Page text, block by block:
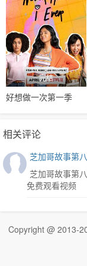
完结
好想做一次第一季
相关评论
芝加哥故事第
芝加哥故事第
免费观看视频
Copyright @ 2013-